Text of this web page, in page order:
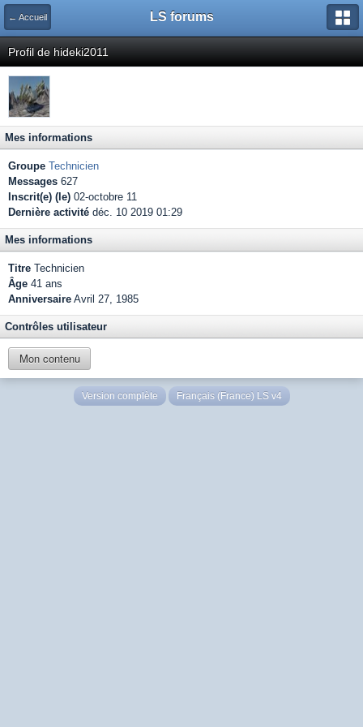
← Accueil LS forums
Profil de hideki2011
Mes informations
Groupe Technicien
Messages 627
Inscrit(e) (le) 02-octobre 11
Dernière activité déc. 10 2019 01:29
Mes informations
Titre Technicien
Âge 41 ans
Anniversaire Avril 27, 1985
Contrôles utilisateur
Mon contenu
Version complète Français (France) LS v4